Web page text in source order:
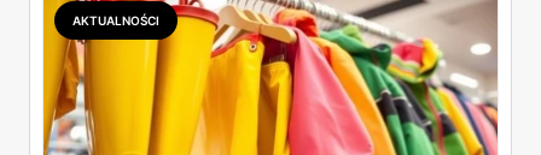
łącznie z jedną wpadką, o której za chwilę.
AKTUALNOŚCI